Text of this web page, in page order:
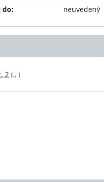
do:
neuvedený
2 (., )